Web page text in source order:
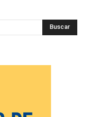
Buscar